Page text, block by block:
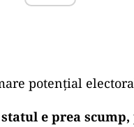
potențial
e prea